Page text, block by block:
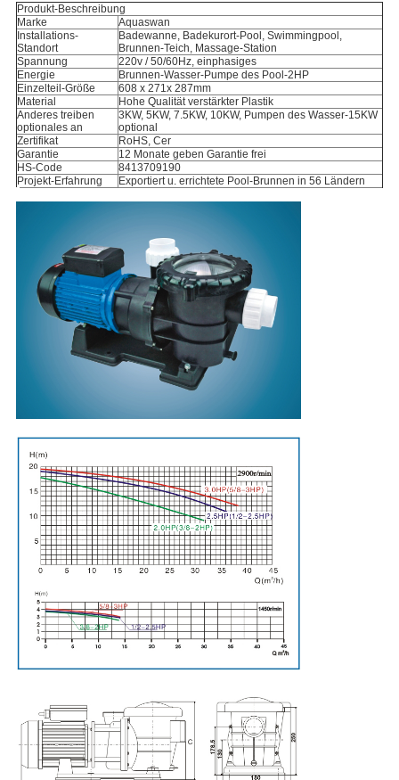
Produkt-Beschreibung
Marke
Aquaswan
Installations-
Standort
Badewanne, Badekurort-Pool, Swimmingpool,
Brunnen-Teich, Massage-Station
Spannung
220v / 50/60Hz, einphasiges
Energie
Brunnen-Wasser-Pumpe des Pool-2HP
Einzelteil-Größe
608 x 271x 287mm
Material
Hohe Qualität verstärkter Plastik
Anderes treiben
optionales an
3KW, 5KW, 7.5KW, 10KW, Pumpen des Wasser-15KW
optional
Zertifikat
RoHS, Cer
Garantie
12 Monate geben Garantie frei
HS-Code
8413709190
Projekt-Erfahrung
Exportiert u. errichtete Pool-Brunnen in 56 Ländern